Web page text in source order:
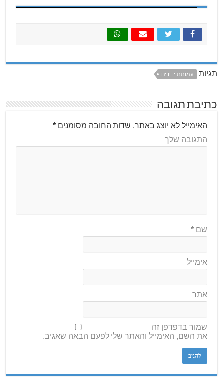
תגיות עמותת ידידים
כתיבת תגובה
האימייל לא יוצג באתר. שדות החובה מסומנים*
התגובה שלך
שם*
אימייל
אתר
שמור בדפדפן זה
את השם, האימייל והאתר שלי לפעם הבאה שאגיב.